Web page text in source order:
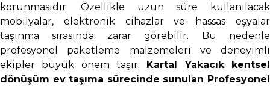
korunmasıdır. Özellikle uzun süre kullanılacak
mobilyalar, elektronik cihazlar ve hassas eşyalar
taşınma sırasında zarar görebilir. Bu nedenle
profesyonel paketleme malzemeleri ve deneyimli
ekipler büyük önem taşır.
Kartal Yakacık kentsel
dönüşüm ev taşıma sürecinde sunulan Profesyonel